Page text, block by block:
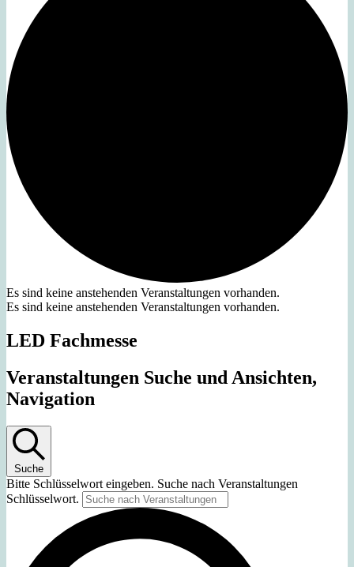
Es sind keine anstehenden Veranstaltungen vorhanden.
Es sind keine anstehenden Veranstaltungen vorhanden.
LED Fachmesse
Veranstaltungen Suche und Ansichten,
Navigation
Suche
Bitte Schlüsselwort eingeben. Suche nach Veranstaltungen
Schlüsselwort.